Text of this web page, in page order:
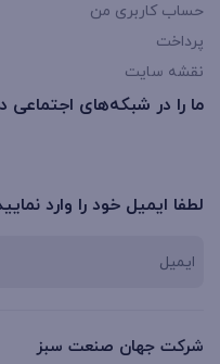
حساب کاربری من
پرداخت
نقشه سایت
ما را در شبکه‌های اجتماعی
لطفا ایمیل خود را وارد
شرکت جهان صنعت سبز